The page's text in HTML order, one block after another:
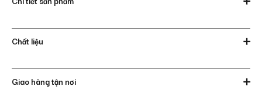
Chất liệu
Giao hàng tận nơi